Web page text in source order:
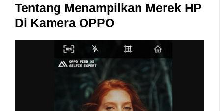
Tentang Menampilkan Merek HP
Di Kamera OPPO